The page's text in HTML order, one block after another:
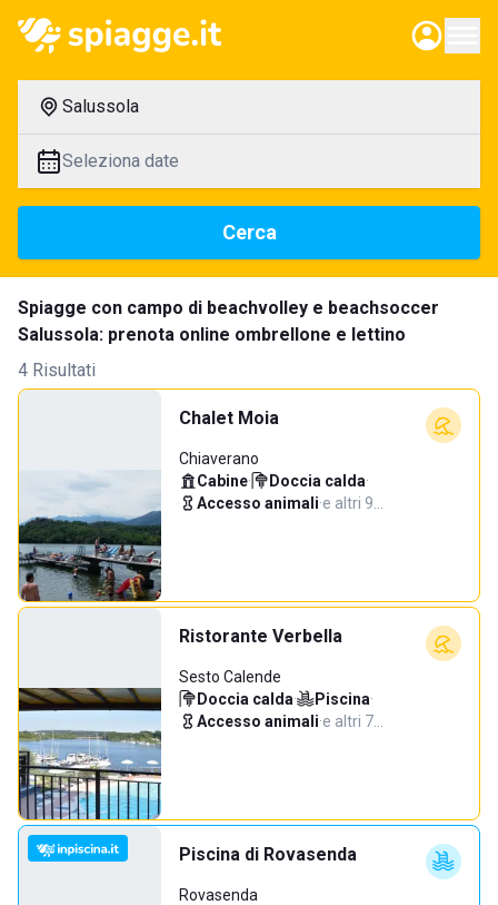
Salussola
Seleziona date
Cerca
Spiagge con campo di beachvolley e beachsoccer
Salussola: prenota online ombrellone e lettino
4 Risultati
Chalet Moia
Chiaverano
Cabine· Doccia calda·
Accesso animali·e altri 9…
Ristorante Verbella
Sesto Calende
Doccia calda· Piscina·
Accesso animali·e altri 7…
Piscina di Rovasenda
Rovasenda